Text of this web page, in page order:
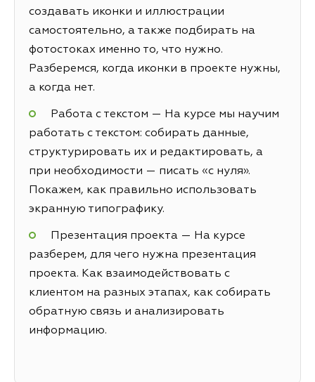
создавать иконки и иллюстрации
самостоятельно, а также подбирать на
фотостоках именно то, что нужно.
Разберемся, когда иконки в проекте нужны,
а когда нет.
Работа с текстом — На курсе мы научим
работать с текстом: собирать данные,
структурировать их и редактировать, а
при необходимости — писать «с нуля».
Покажем, как правильно использовать
экранную типографику.
Презентация проекта — На курсе
разберем, для чего нужна презентация
проекта. Как взаимодействовать с
клиентом на разных этапах, как собирать
обратную связь и анализировать
информацию.